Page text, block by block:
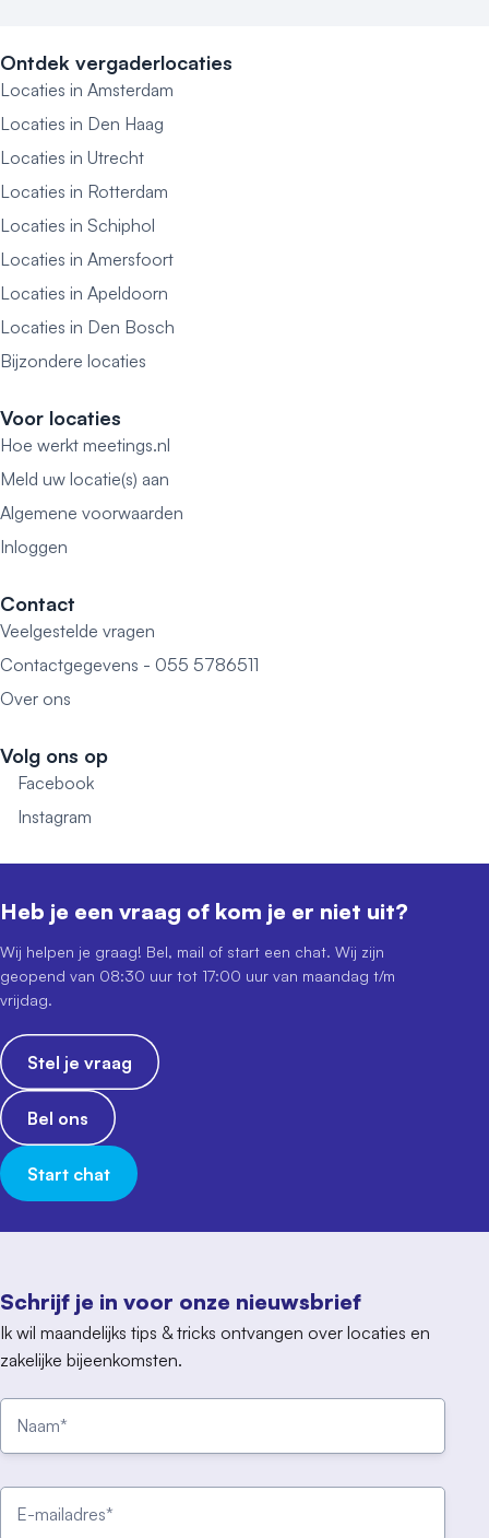
Ontdek vergaderlocaties
Locaties in Amsterdam
Locaties in Den Haag
Locaties in Utrecht
Locaties in Rotterdam
Locaties in Schiphol
Locaties in Amersfoort
Locaties in Apeldoorn
Locaties in Den Bosch
Bijzondere locaties
Voor locaties
Hoe werkt meetings.nl
Meld uw locatie(s) aan
Algemene voorwaarden
Inloggen
Contact
Veelgestelde vragen
Contactgegevens - 055 5786511
Over ons
Volg ons op
Facebook
Instagram
Schrijf je in voor onze nieuwsbrief
Ik wil maandelijks tips & tricks ontvangen over locaties en
zakelijke bijeenkomsten.
Heb je een vraag of kom je er niet uit?
Wij helpen je graag! Bel, mail of start een chat. Wij zijn
geopend van 08:30 uur tot 17:00 uur van maandag t/m
vrijdag.
Stel je vraag
Bel ons
Start chat